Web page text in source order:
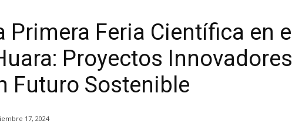
Primera Feria Científica en el
Proyectos Innovadores
Futuro Sostenible
17, 2024